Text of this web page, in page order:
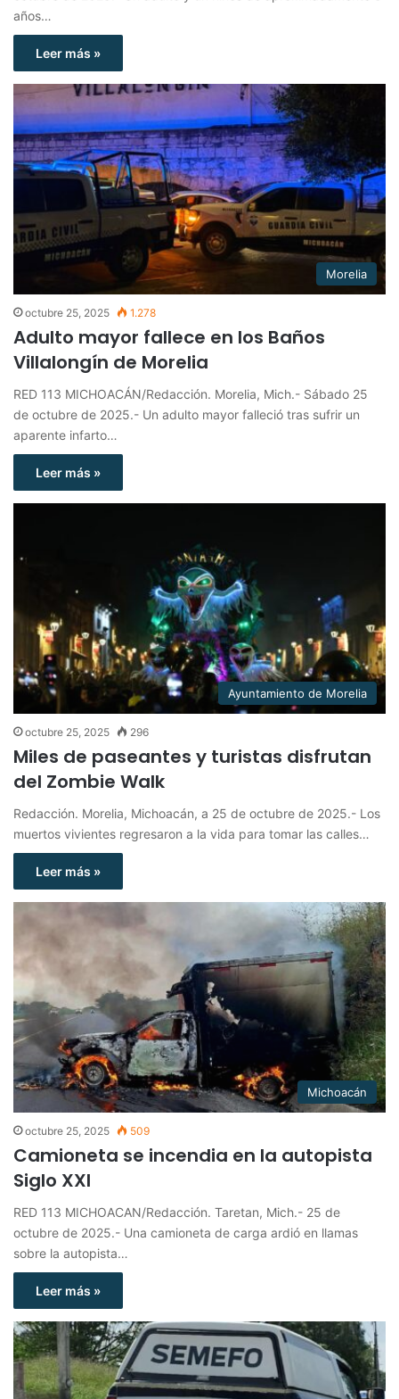
años…
Leer más »
Morelia
octubre 25, 2025 1.278
Adulto mayor fallece en los Baños
Villalongín de Morelia
RED 113 MICHOACÁN/Redacción. Morelia, Mich.- Sábado 25
de octubre de 2025.- Un adulto mayor falleció tras sufrir un
aparente infarto…
Leer más »
Ayuntamiento de Morelia
octubre 25, 2025 296
Miles de paseantes y turistas disfrutan
del Zombie Walk
Redacción. Morelia, Michoacán, a 25 de octubre de 2025.- Los
muertos vivientes regresaron a la vida para tomar las calles…
Leer más »
Michoacán
octubre 25, 2025 509
Camioneta se incendia en la autopista
Siglo XXI
RED 113 MICHOACAN/Redacción. Taretan, Mich.- 25 de
octubre de 2025.- Una camioneta de carga ardió en llamas
sobre la autopista…
Leer más »